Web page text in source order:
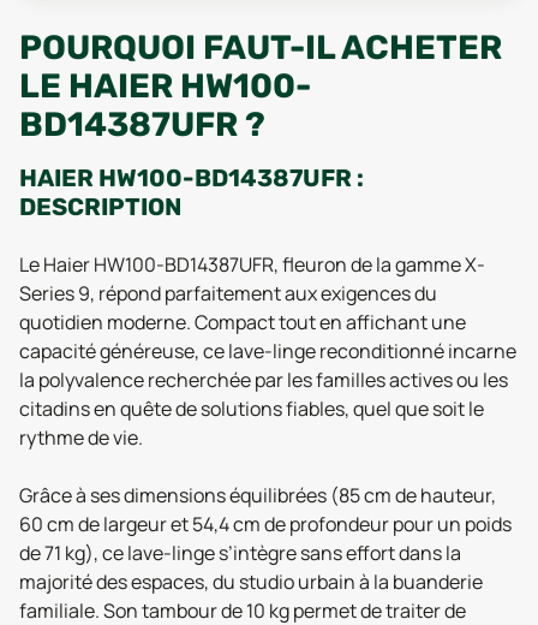
POURQUOI FAUT-IL ACHETER
LE HAIER HW100-
BD14387UFR ?
HAIER HW100-BD14387UFR :
DESCRIPTION
Le Haier HW100-BD14387UFR, fleuron de la gamme X-
Series 9, répond parfaitement aux exigences du
quotidien moderne. Compact tout en affichant une
capacité généreuse, ce lave-linge reconditionné incarne
la polyvalence recherchée par les familles actives ou les
citadins en quête de solutions fiables, quel que soit le
rythme de vie.
Grâce à ses dimensions équilibrées (85 cm de hauteur,
60 cm de largeur et 54,4 cm de profondeur pour un poids
de 71 kg), ce lave-linge s’intègre sans effort dans la
majorité des espaces, du studio urbain à la buanderie
familiale. Son tambour de 10 kg permet de traiter de